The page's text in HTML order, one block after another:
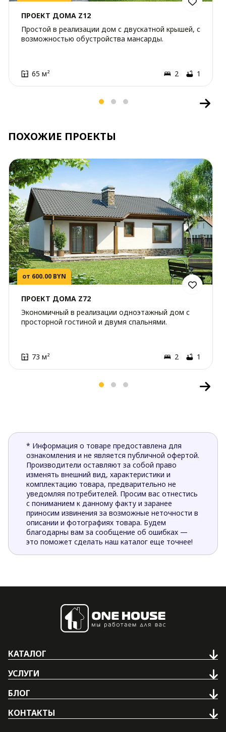
ПРОЕКТ ДОМА Z12
Простой в реализации дом с двускатной крышей, с
возможностью обустройства мансарды.
65 м² 2 1
ПОХОЖИЕ ПРОЕКТЫ
от 600.00 BYN
ПРОЕКТ ДОМА Z72
Экономичный в реализации одноэтажный дом с
просторной гостиной и двумя спальнями.
73 м² 2 1
* Информация о товаре предоставлена для
ознакомления и не является публичной офертой.
Производители оставляют за собой право
изменять внешний вид, характеристики и
комплектацию товара, предварительно не
уведомляя потребителей. Просим вас отнестись
с пониманием к данному факту и заранее
приносим извинения за возможные неточности в
описании и фотографиях товара. Будем
благодарны вам за сообщение об ошибках —
это поможет сделать наш каталог еще точнее!
КАТАЛОГ
УСЛУГИ
БЛОГ
КОНТАКТЫ